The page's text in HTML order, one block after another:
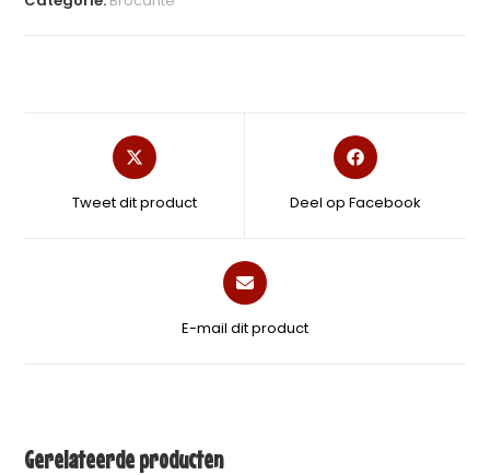
Tweet dit product Deel op Facebook
E-mail dit product
Gerelateerde producten